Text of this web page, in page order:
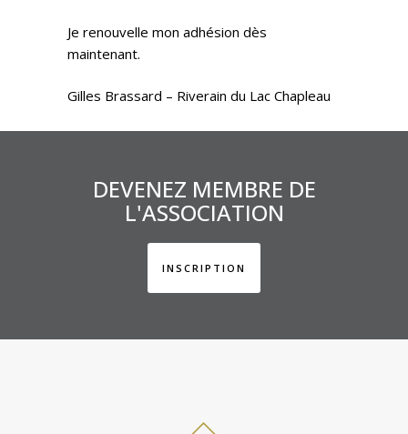
Je renouvelle mon adhésion dès
maintenant.
Gilles Brassard – Riverain du Lac Chapleau
DEVENEZ MEMBRE DE
L'ASSOCIATION
INSCRIPTION